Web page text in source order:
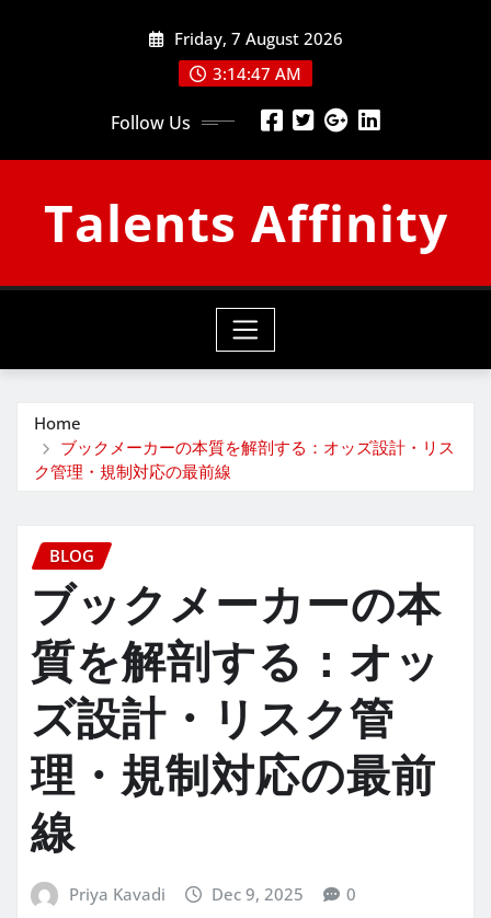
Friday, 7 August 2026
3:14:48 AM
Follow Us
Talents Affinity
Home
ブックメーカーの本質を解剖する：オッズ設計・リス
ク管理・規制対応の最前線
BLOG
ブックメーカーの本
質を解剖する：オッ
ズ設計・リスク管
理・規制対応の最前
線
Priya Kavadi Dec 9, 2025 0